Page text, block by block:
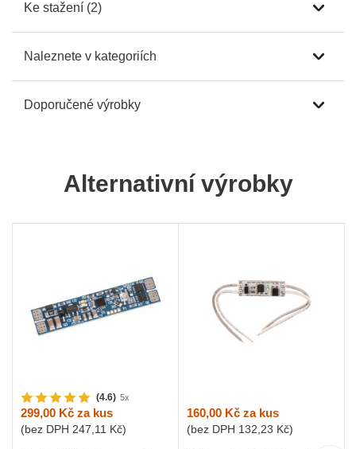
Ke stažení (2)
Naleznete v kategoriích
Doporučené výrobky
Alternativní výrobky
(4.6) 5x
299,00 Kč za kus
(bez DPH 247,11 Kč)
160,00 Kč za kus
(bez DPH 132,23 Kč)